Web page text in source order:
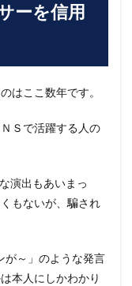
ーを信用
はここ数年です。
Ｓで活躍する人の
演出もあいまっ
もないが、騙され
が～」のような発言
本人にしかわかり